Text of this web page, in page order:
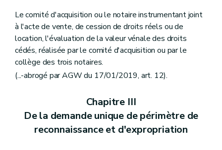
Le comité d'acquisition ou le notaire instrumentant joint
à l'acte de vente, de cession de droits réels ou de
location, l'évaluation de la valeur vénale des droits
cédés, réalisée par le comité d'acquisition ou par le
collège des trois notaires.
(...-abrogé par AGW du 17/01/2019, art. 12).
Chapitre III
De la demande unique de périmètre de
reconnaissance et d'expropriation